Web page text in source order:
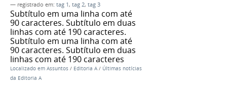
— registrado em: tag 1, tag 2, tag 3
Subtítulo em uma linha com até
90 caracteres. Subtítulo em duas
linhas com até 190 caracteres.
Subtítulo em uma linha com até
90 caracteres. Subtítulo em duas
linhas com até 190 caracteres
Localizado em Assuntos / Editoria A / Últimas notícias
da Editoria A